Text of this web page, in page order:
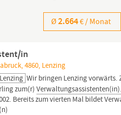
Ø2.664€ / Monat
in
4860, Lenzing
Wir bringen Lenzing vorwärts.
zum(r)Verwaltungsassistenten(in).
Bereits zum vierten Mal bildet